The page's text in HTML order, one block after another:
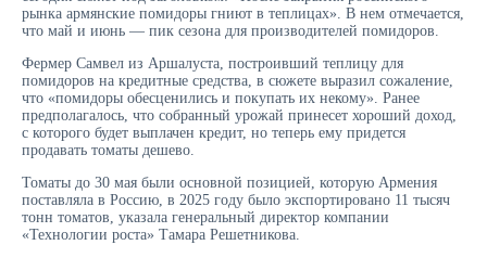
рынка армянские помидоры гниют в теплицах». В нем отмечается,
что май и июнь — пик сезона для производителей помидоров.
Фермер Самвел из Аршалуста, построивший теплицу для
помидоров на кредитные средства, в сюжете выразил сожаление,
что «помидоры обесценились и покупать их некому». Ранее
предполагалось, что собранный урожай принесет хороший доход,
с которого будет выплачен кредит, но теперь ему придется
продавать томаты дешево.
Томаты до 30 мая были основной позицией, которую Армения
поставляла в Россию, в 2025 году было экспортировано 11 тысяч
тонн томатов, указала генеральный директор компании
«Технологии роста» Тамара Решетникова.